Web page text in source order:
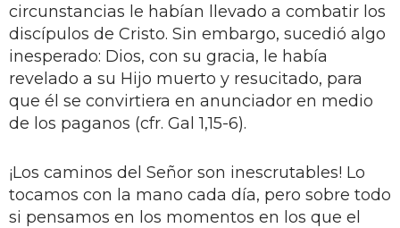
circunstancias le habían llevado a combatir los
discípulos de Cristo. Sin embargo, sucedió algo
inesperado: Dios, con su gracia, le había
revelado a su Hijo muerto y resucitado, para
que él se convirtiera en anunciador en medio
de los paganos (cfr. Gal 1,15-6).
¡Los caminos del Señor son inescrutables! Lo
tocamos con la mano cada día, pero sobre todo
si pensamos en los momentos en los que el